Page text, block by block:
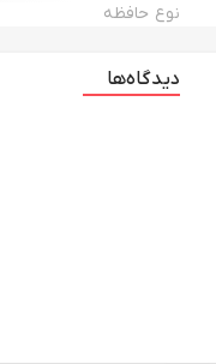
نوع حافظه
دیدگاه‌ها